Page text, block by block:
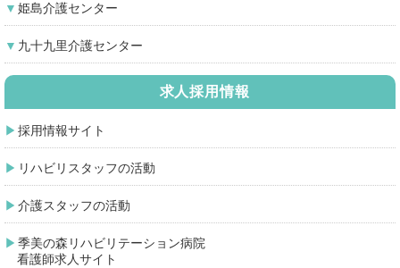
姫島介護センター
九十九里介護センター
求人採用情報
採用情報サイト
リハビリスタッフの活動
介護スタッフの活動
季美の森リハビリテーション病院
看護師求人サイト